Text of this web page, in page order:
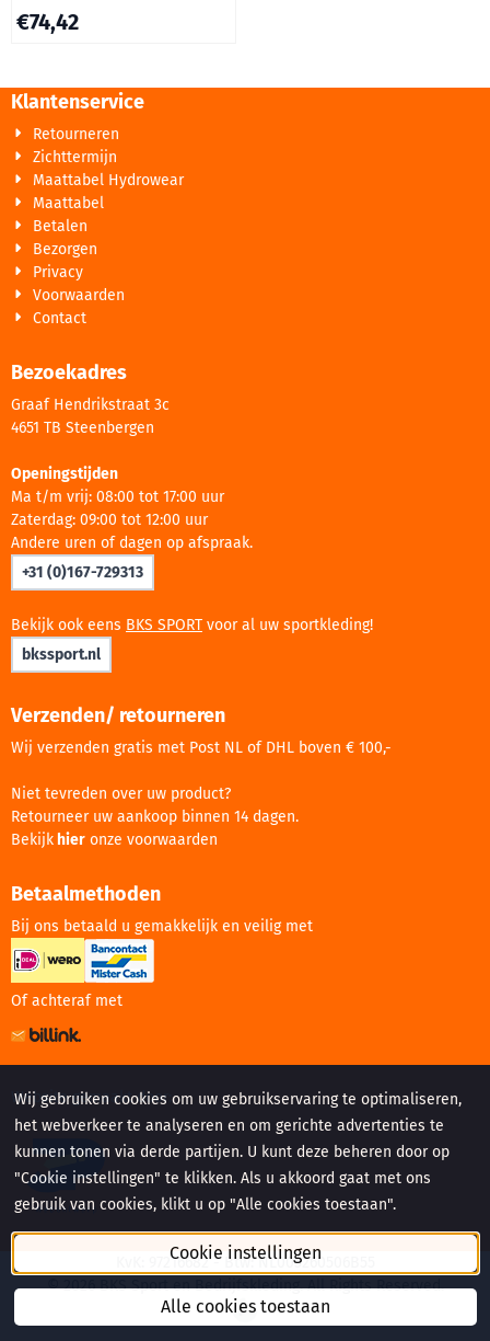
€74,42
Klantenservice
Retourneren
Zichttermijn
Maattabel Hydrowear
Maattabel
Betalen
Bezorgen
Privacy
Voorwaarden
Contact
Bezoekadres
Graaf Hendrikstraat 3c
4651 TB Steenbergen
Openingstijden
Ma t/m vrij: 08:00 tot 17:00 uur
Zaterdag: 09:00 tot 12:00 uur
Andere uren of dagen op afspraak.
+31 (0)167-729313
Bekijk ook eens BKS SPORT voor al uw sportkleding!
bkssport.nl
Verzenden/ retourneren
Wij verzenden gratis met Post NL of DHL boven € 100,-
Niet tevreden over uw product?
Retourneer uw aankoop binnen 14 dagen.
Bekijk hier onze voorwaarden
Betaalmethoden
Bij ons betaald u gemakkelijk en veilig met
Of achteraf met
Website gemaakt door:
KvK: 97216682 - Btw: NL005260506B55
©2026BKS Sport en Bedrijfskleding. All Rights Reserved.
Wij gebruiken cookies om uw gebruikservaring te optimaliseren,
het webverkeer te analyseren en om gerichte advertenties te
kunnen tonen via derde partijen. U kunt deze beheren door op
"Cookie instellingen" te klikken. Als u akkoord gaat met ons
gebruik van cookies, klikt u op "Alle cookies toestaan".
Cookie instellingen
Alle cookies toestaan